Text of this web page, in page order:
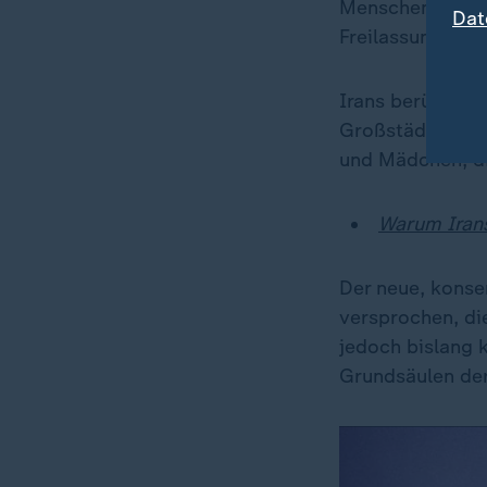
Freilassung.
Irans
Großstädten
und Mädchen,
Warum
Der neue,
versprochen,
jedoch bislang
Grundsäulen